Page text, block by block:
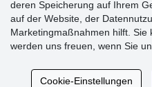
Kundenbewertung
netter Kontakt.
deren Speicherung auf Ihrem
auf der Website, der
Marketingmaßnahmen hilft. Sie
werden uns freuen, wenn Sie
Cookie-Einstellungen